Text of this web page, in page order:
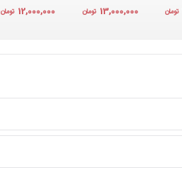
تومان 13,000,000 تومان 12,000,000 تومان